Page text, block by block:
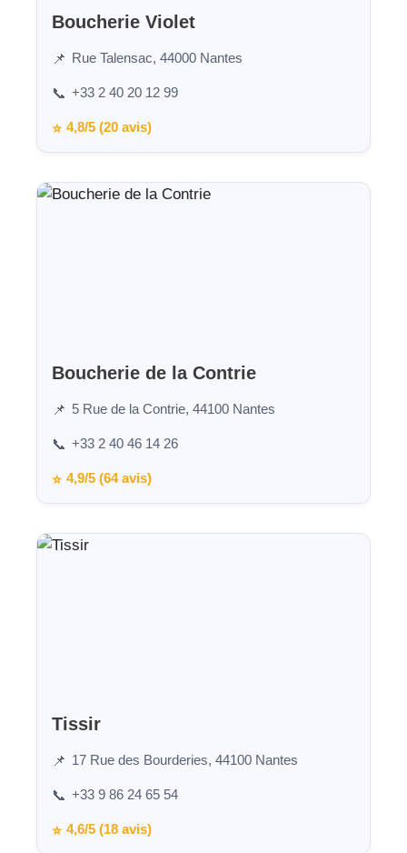
Boucherie Violet
📌 Rue Talensac, 44000 Nantes
📞 +33 2 40 20 12 99
⭐ 4,8/5 (20 avis)
Boucherie de la Contrie
📌 5 Rue de la Contrie, 44100 Nantes
📞 +33 2 40 46 14 26
⭐ 4,9/5 (64 avis)
Tissir
📌 17 Rue des Bourderies, 44100 Nantes
📞 +33 9 86 24 65 54
⭐ 4,6/5 (18 avis)